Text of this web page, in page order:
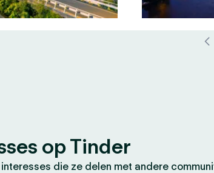
op Tinder
die ze delen met andere